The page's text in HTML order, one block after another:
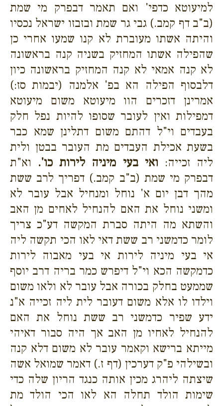
למיעוטא כדפי' ואם תאמר דבפרק מי שמת
(ב"ב דף קמב.) גבי גר שמת ובזבזו ישראל נכסיו
והיתה אשתו מעוברת לא קנו שמעו אחרי כן
שהפילה אשתו המחזיק בשניה קנה בראשונה
לא קנה אמאי לא קנה המחזיק בראשונה כיון
דלבסוף הפילה הא בפ' אלמנה (יבמות סז:)
אמרינן דזכרים הוו מיעוטא משום מיעוטא
דמפילות ואין לעובר שסופו להיות נפל חלק
בעבדים וי"ל דהתם משום דתלינן שמא כבר
בשעת אכילת העבדים מת העובר בבטן ולית
ליה זכייה: ואי בעי מיניה לירות כו'. וא"ת
דבפרק מי שמת (ב"ב קמב.) דפריך לרב ששת
מהך דבן יום א' נוחל ומנחיל אבל עובר לא
ומשני נוחל את האם להנחיל לאחים מן האב
והשתא מה היתה סברת המקשה דע"כ צריך
לומר כדמשני רב ששת דאי לאו הכי תקשה ליה
אי בעי מיניה לירות אי בעי מאבוה לירות
כדמקשה הכא וי"ל דיפרש כמר בריה דרב יוסף
שממעט בחלק בכורה אבל עובר לא ולאו משום
וילדו לו אלא משום דעובר לית ליה זכייה א"נ
ידע שפיר כדמשני רב ששת נוחל את האם
להנחיל לאחיו מן האב אך היה סבור דאיהי
מייתא ברישא וקאמר עובר לא משום דלא קנה
ובשילהי פ"ק דערכין (דף ז.) דאמר שמואל אשה
שיצתה ליהרג מכין אותה כנגד הריון שלה כדי
שימות הולד תחלה הא לאו הכי הולד מת